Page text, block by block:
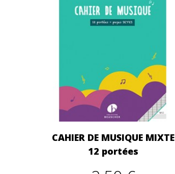
CAHIER DE MUSIQUE MIXTE
12 portées